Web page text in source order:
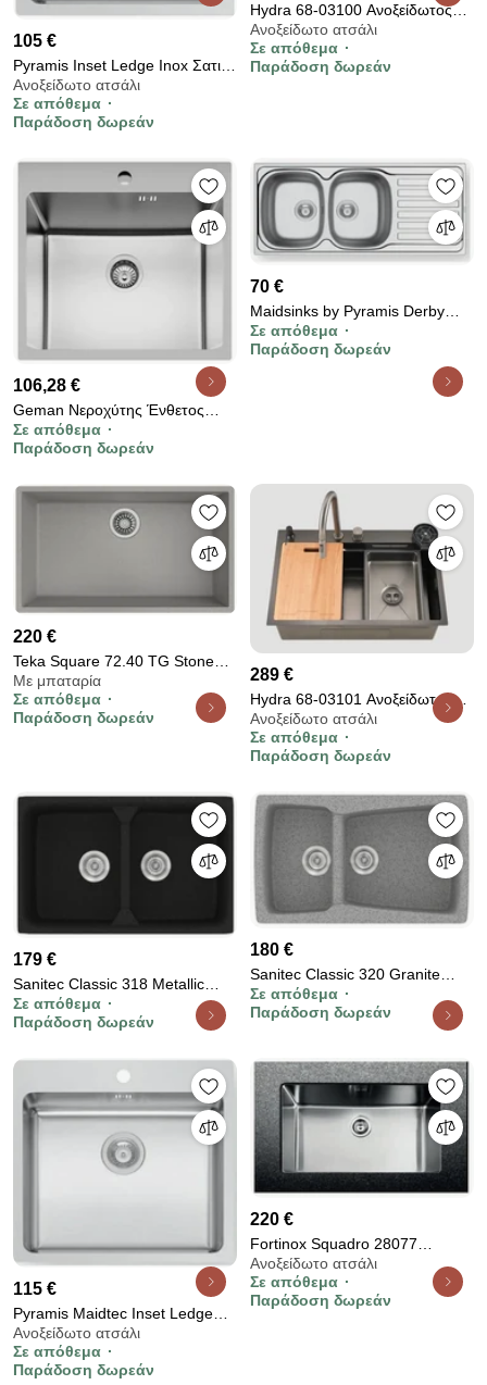
105 €
Pyramis Inset Ledge Inox Σατινέ
Ένθετος Νεροχύτης 45x50.5cm
Ανοξείδωτο ατσάλι
Σε απόθεμα
Παράδοση δωρεάν
Hydra 68-03100 Ανοξείδωτος
Ένθετος Νεροχύτης με Μονή
Γούρνα 80x50cm Σατινέ
Ανοξείδωτο ατσάλι
Σε απόθεμα
Παράδοση δωρεάν
106,28 €
Geman Νεροχύτης Ένθετος
Ανοξείδωτος Μ54xΠ50cm Inox
Σε απόθεμα
Παράδοση δωρεάν
70 €
Maidsinks by Pyramis Derby
Σατινέ Ανοξείδωτος Νεροχύτης
80 cm
Σε απόθεμα
Παράδοση δωρεάν
220 €
Teka Square 72.40 TG Stone
Grey Υποκαθήμενος Γρανιτένιος
Νεροχύτης 80 cm
Με μπαταρία
Σε απόθεμα
Παράδοση δωρεάν
289 €
Hydra 68-03101 Ανοξείδωτος
Ένθετος Νεροχύτης με Μονή
Γούρνα 80x50cm Μαύρος
Ανοξείδωτο ατσάλι
Σε απόθεμα
Παράδοση δωρεάν
179 €
Sanitec Classic 318 Metallic
Space Νεροχύτης
Σε απόθεμα
Παράδοση δωρεάν
180 €
Sanitec Classic 320 Granite
Grey Νεροχύτης
Σε απόθεμα
Παράδοση δωρεάν
115 €
Pyramis Maidtec Inset Ledge
Ένθετος Νεροχύτης 55x50.5cm
Inox Σατινέ
Ανοξείδωτο ατσάλι
Σε απόθεμα
Παράδοση δωρεάν
220 €
Fortinox Squadro 28077
Ανοξείδωτος Λείος
Υποκαθήμενος Νεροχύτης Με 1
Γούρνα 75x44 cm
Ανοξείδωτο ατσάλι
Σε απόθεμα
Παράδοση δωρεάν